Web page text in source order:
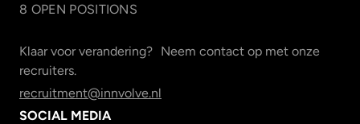
8 OPEN POSITIONS
Klaar voor verandering? Neem contact op met onze
recruiters.
recruitment@innvolve.nl
SOCIAL MEDIA